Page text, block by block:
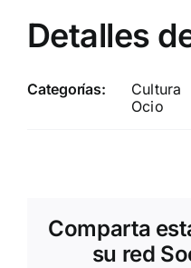
Detalles
Categorías:
Cultura
Ocio
Comparta
su red